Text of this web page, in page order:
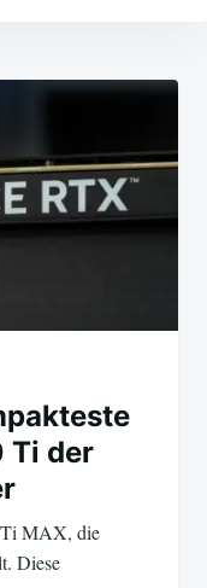
Ti der
MAX, die
Diese